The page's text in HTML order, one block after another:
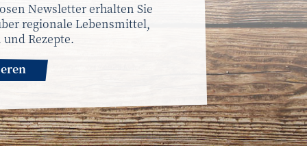
Newsletter erhalten Sie
regionale Lebensmittel,
Rezepte.